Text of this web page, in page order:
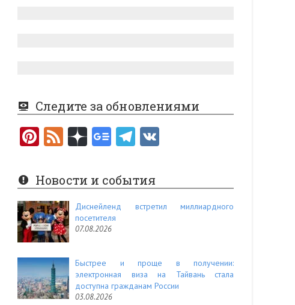
Следите за обновлениями
Pi
er
es
t
F
e
d
Новости и события
Диснейленд встретил миллиардного
посетителя
07.08.2026
Быстрее и проще в получении:
электронная виза на Тайвань стала
доступна гражданам России
03.08.2026